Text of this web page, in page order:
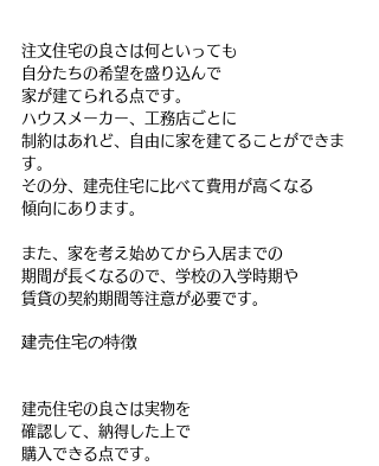
注文住宅の良さは何といっても
自分たちの希望を盛り込んで
家が建てられる点です。
ハウスメーカー、工務店ごとに
制約はあれど、自由に家を建てることができま
す。
その分、建売住宅に比べて費用が高くなる
傾向にあります。
また、家を考え始めてから入居までの
期間が長くなるので、学校の入学時期や
賃貸の契約期間等注意が必要です。
建売住宅の特徴
建売住宅の良さは実物を
確認して、納得した上で
購入できる点です。